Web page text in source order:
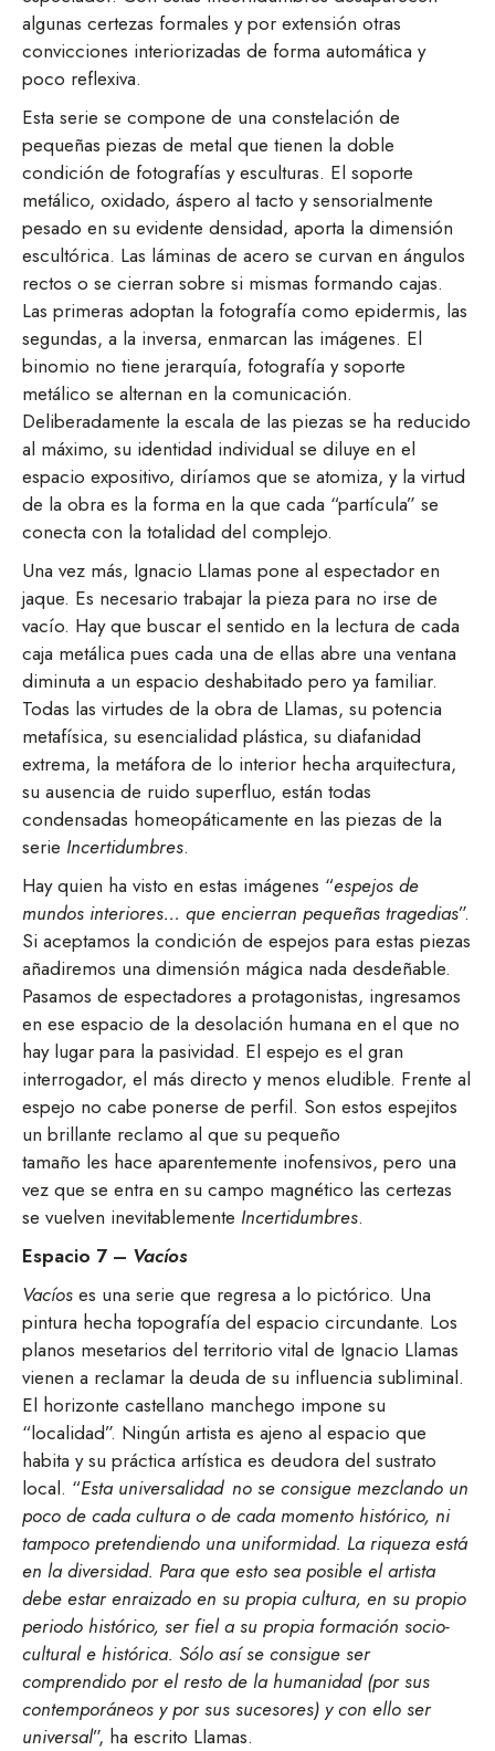
algunas certezas formales y por extensión otras
convicciones interiorizadas de forma automática y
poco reflexiva.
Esta serie se compone de una constelación de
pequeñas piezas de metal que tienen la doble
condición de fotografías y esculturas. El soporte
metálico, oxidado, áspero al tacto y sensorialmente
pesado en su evidente densidad, aporta la dimensión
escultórica. Las láminas de acero se curvan en ángulos
rectos o se cierran sobre si mismas formando cajas.
Las primeras adoptan la fotografía como epidermis, las
segundas, a la inversa, enmarcan las imágenes. El
binomio no tiene jerarquía, fotografía y soporte
metálico se alternan en la comunicación.
Deliberadamente la escala de las piezas se ha reducido
al máximo, su identidad individual se diluye en el
espacio expositivo, diríamos que se atomiza, y la virtud
de la obra es la forma en la que cada “partícula” se
conecta con la totalidad del complejo.
Una vez más, Ignacio Llamas pone al espectador en
jaque. Es necesario trabajar la pieza para no irse de
vacío. Hay que buscar el sentido en la lectura de cada
caja metálica pues cada una de ellas abre una ventana
diminuta a un espacio deshabitado pero ya familiar.
Todas las virtudes de la obra de Llamas, su potencia
metafísica, su esencialidad plástica, su diafanidad
extrema, la metáfora de lo interior hecha arquitectura,
su ausencia de ruido superfluo, están todas
condensadas homeopáticamente en las piezas de la
serie Incertidumbres.
Hay quien ha visto en estas imágenes “espejos de
mundos interiores… que encierran pequeñas tragedias”.
Si aceptamos la condición de espejos para estas piezas
añadiremos una dimensión mágica nada desdeñable.
Pasamos de espectadores a protagonistas, ingresamos
en ese espacio de la desolación humana en el que no
hay lugar para la pasividad. El espejo es el gran
interrogador, el más directo y menos eludible. Frente al
espejo no cabe ponerse de perfil. Son estos espejitos
un brillante reclamo al que su pequeño
tamaño les hace aparentemente inofensivos, pero una
vez que se entra en su campo magnético las certezas
se vuelven inevitablemente Incertidumbres.
Espacio 7 – Vacíos
Vacíos es una serie que regresa a lo pictórico. Una
pintura hecha topografía del espacio circundante. Los
planos mesetarios del territorio vital de Ignacio Llamas
vienen a reclamar la deuda de su influencia subliminal.
El horizonte castellano manchego impone su
“localidad”. Ningún artista es ajeno al espacio que
habita y su práctica artística es deudora del sustrato
local. “Esta universalidad no se consigue mezclando un
poco de cada cultura o de cada momento histórico, ni
tampoco pretendiendo una uniformidad. La riqueza está
en la diversidad. Para que esto sea posible el artista
debe estar enraizado en su propia cultura, en su propio
periodo histórico, ser fiel a su propia formación socio-
cultural e histórica. Sólo así se consigue ser
comprendido por el resto de la humanidad (por sus
contemporáneos y por sus sucesores) y con ello ser
universal”, ha escrito Llamas.